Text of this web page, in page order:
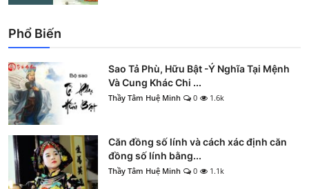
Phổ Biến
Sao Tả Phù, Hữu Bật -Ý Nghĩa Tại Mệnh
Và Cung Khác Chi ...
Thầy Tâm Huệ Minh 0 1.6k
Căn đồng số lính và cách xác định căn
đồng số lính bằng...
Thầy Tâm Huệ Minh 0 1.1k